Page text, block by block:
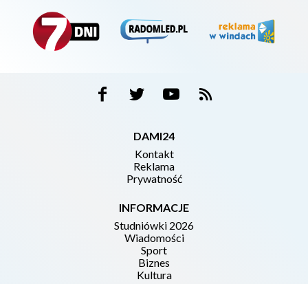
DAMI24
Kontakt
Reklama
Prywatność
INFORMACJE
Studniówki 2026
Wiadomości
Sport
Biznes
Kultura